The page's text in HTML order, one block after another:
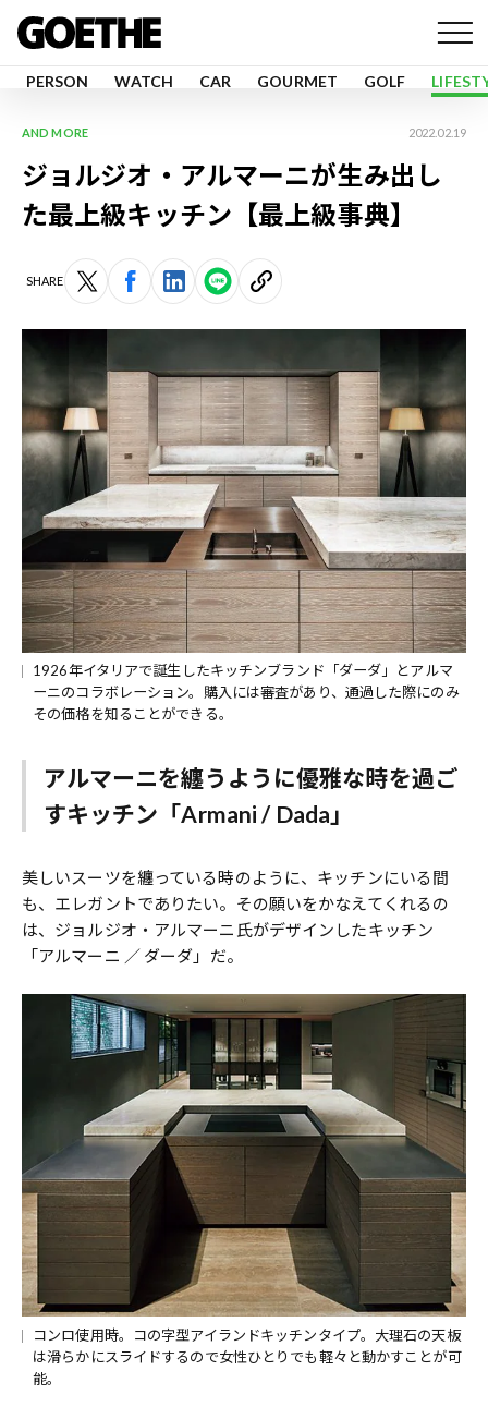
PERSON WATCH CAR GOURMET GOLF
AND MORE 2022.02.19
ジョルジオ・アルマーニが生み出し
た最上級キッチン【最上級事典】
SHARE
1926年イタリアで誕生したキッチンブランド「ダーダ」とアルマ
ーニのコラボレーション。購入には審査があり、通過した際にのみ
その価格を知ることができる。
アルマーニを纏うように優雅な時を過ご
すキッチン「Armani / Dada」
美しいスーツを纏っている時のように、キッチンにいる間
も、エレガントでありたい。その願いをかなえてくれるの
は、ジョルジオ・アルマーニ氏がデザインしたキッチン
「アルマーニ ／ ダーダ」だ。
コンロ使用時。コの字型アイランドキッチンタイプ。大理石の天板
は滑らかにスライドするので女性ひとりでも軽々と動かすことが可
能。